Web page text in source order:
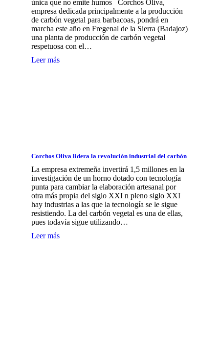
única que no emite humos Corchos Oliva,
empresa dedicada principalmente a la producción
de carbón vegetal para barbacoas, pondrá en
marcha este año en Fregenal de la Sierra (Badajoz)
una planta de producción de carbón vegetal
respetuosa con el…
Leer más
Corchos Oliva lidera la revolución industrial del carbón
La empresa extremeña invertirá 1,5 millones en la
investigación de un horno dotado con tecnología
punta para cambiar la elaboración artesanal por
otra más propia del siglo XXI n pleno siglo XXI
hay industrias a las que la tecnología se le sigue
resistiendo. La del carbón vegetal es una de ellas,
pues todavía sigue utilizando…
Leer más